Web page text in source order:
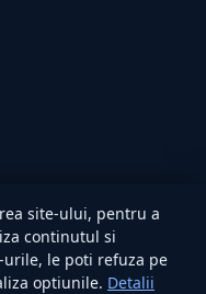
site-ului, pentru a
continutul si
urile, le poti refuza pe
optiunile. Detalii